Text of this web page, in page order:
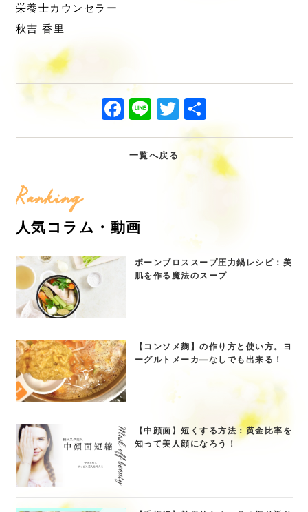
栄養士カウンセラー
秋吉 香里
Facebook
LineTwitter
有
一覧へ戻る
Ranking
人気コラム・動画
ボーンブロススープ圧力鍋レシピ：美
肌を作る魔法のスープ
【コンソメ麹】の作り方と使い方。ヨ
ーグルトメーカ―なしでも出来る！
【中顔面】短くする方法：黄金比率を
知って美人顔になろう！